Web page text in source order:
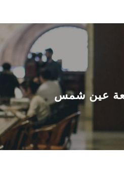
الرئيسيـة
عن الجامعة
القطاعـات
الشئون الأكاديمية
البحث العلمي
عين شمس